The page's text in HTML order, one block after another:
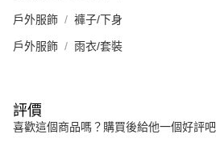
戶外服飾 褲子/下身
戶外服飾 雨衣/套裝
評價
喜歡這個商品嗎？購買後給他一個好評吧